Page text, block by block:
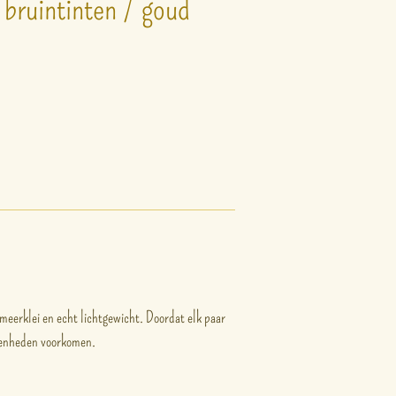
/ goud
en echt lichtgewicht. Doordat elk paar
voorkomen.